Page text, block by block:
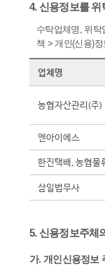
4. 신용정보를
수탁업체명, 위탁
책 > 개인(신용)
업체명
농협자산관리(주)
엔아이에스
한진택배, 농협물
삼일법무사
5. 신용정보주체
가. 개인신용정보